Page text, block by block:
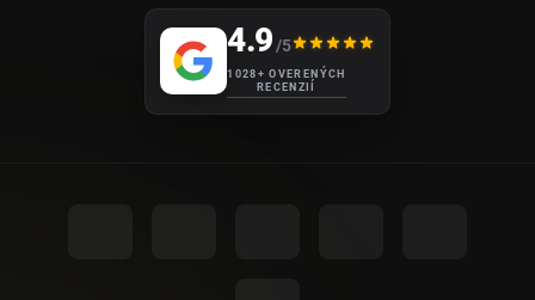
4.9/5
1028+ OVERENÝCH
RECENZIÍ